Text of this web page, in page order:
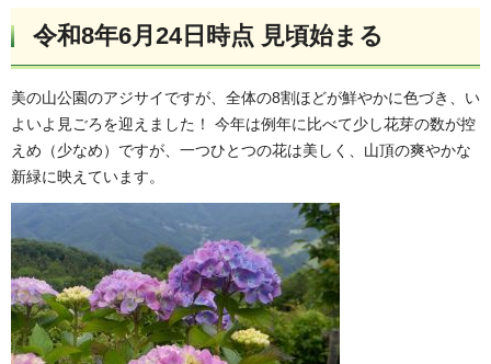
令和8年6月24日時点 見頃始まる
美の山公園のアジサイですが、全体の8割ほどが鮮やかに色づき、い
よいよ見ごろを迎えました！ 今年は例年に比べて少し花芽の数が控
えめ（少なめ）ですが、一つひとつの花は美しく、山頂の爽やかな
新緑に映えています。